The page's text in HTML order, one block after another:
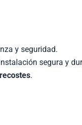
y seguridad.
segura y
.